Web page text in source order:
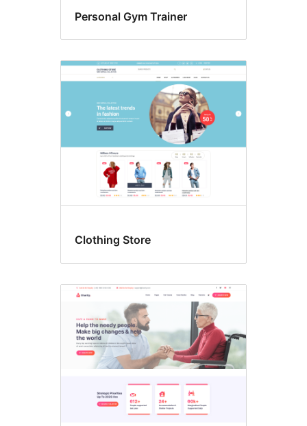
Personal Gym Trainer
Clothing Store